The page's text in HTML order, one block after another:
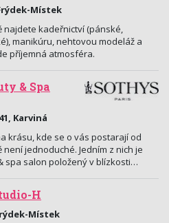
Místek
najdete kadeřnictví (pánské,
manikúru, nehtovou modeláž a
příjemná atmosféra.
& Spa
Karviná
krásu, kde se o vás postarají od
není jednoduché. Jedním z nich je
spa salon položený v blízkosti…
H
Místek